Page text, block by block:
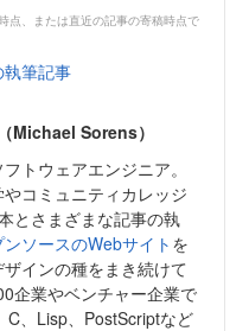
点、または直近の記事の寄稿時点で
執筆記事
Michael Sorens）
トウェアエンジニア。
コミュニティカレッジ
とさまざまな記事の執
ンソースのWebサイト を
インの種をまき続けて
企業やベンチャー企業で
C、Lisp、PostScriptなど